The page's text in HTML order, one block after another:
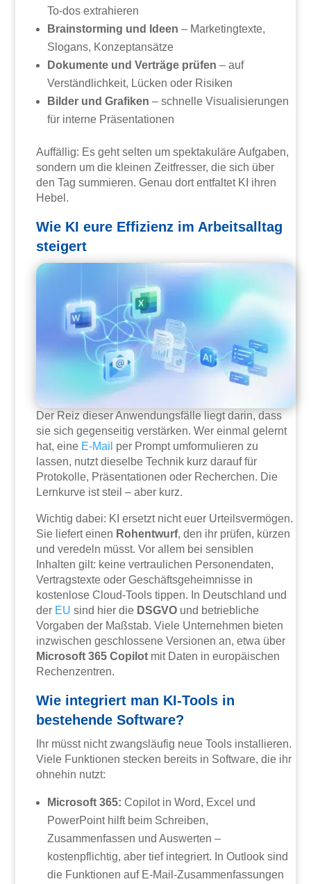
To-dos extrahieren
Brainstorming und Ideen – Marketingtexte,
Slogans, Konzeptansätze
Dokumente und Verträge prüfen – auf
Verständlichkeit, Lücken oder Risiken
Bilder und Grafiken – schnelle Visualisierungen
für interne Präsentationen
Auffällig: Es geht selten um spektakuläre Aufgaben,
sondern um die kleinen Zeitfresser, die sich über
den Tag summieren. Genau dort entfaltet KI ihren
Hebel.
Wie KI eure Effizienz im Arbeitsalltag
steigert
Der Reiz dieser Anwendungsfälle liegt darin, dass
sie sich gegenseitig verstärken. Wer einmal gelernt
hat, eine E-Mail per Prompt umformulieren zu
lassen, nutzt dieselbe Technik kurz darauf für
Protokolle, Präsentationen oder Recherchen. Die
Lernkurve ist steil – aber kurz.
Wichtig dabei: KI ersetzt nicht euer Urteilsvermögen.
Sie liefert einen Rohentwurf, den ihr prüfen, kürzen
und veredeln müsst. Vor allem bei sensiblen
Inhalten gilt: keine vertraulichen Personendaten,
Vertragstexte oder Geschäftsgeheimnisse in
kostenlose Cloud-Tools tippen. In Deutschland und
der EU sind hier die DSGVO und betriebliche
Vorgaben der Maßstab. Viele Unternehmen bieten
inzwischen geschlossene Versionen an, etwa über
Microsoft 365 Copilot mit Daten in europäischen
Rechenzentren.
Wie integriert man KI-Tools in
bestehende Software?
Ihr müsst nicht zwangsläufig neue Tools installieren.
Viele Funktionen stecken bereits in Software, die ihr
ohnehin nutzt:
Microsoft 365: Copilot in Word, Excel und
PowerPoint hilft beim Schreiben,
Zusammenfassen und Auswerten –
kostenpflichtig, aber tief integriert. In Outlook sind
die Funktionen auf E-Mail-Zusammenfassungen